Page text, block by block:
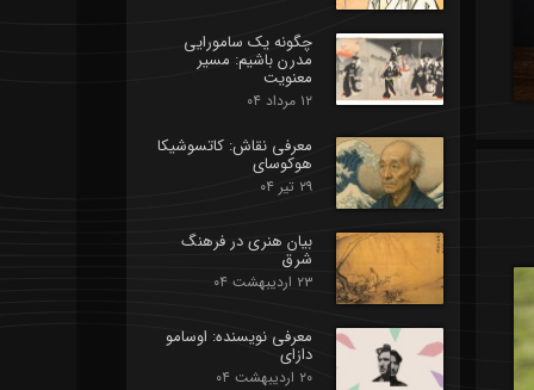
چگونه یک سامورایی
مدرن باشیم: مسیر
معنویت
۱۲ مرداد ۰۴
معرفی نقاش: کاتسوشیکا
هوکوسای
۲۹ تیر ۰۴
بیان هنری در فرهنگ
شرق
۲۳ اردیبهشت ۰۴
معرفی نویسنده: اوسامو
دازای
۲۰ اردیبهشت ۰۴